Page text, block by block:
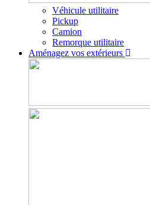
Véhicule utilitaire
Pickup
Camion
Remorque utilitaire
Aménagez vos extérieurs